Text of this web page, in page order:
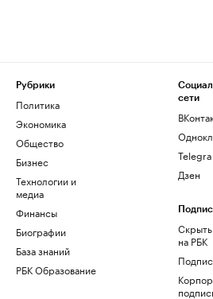
Рубрики
Политика
Экономика
Общество
Бизнес
Технологии и
медиа
Финансы
Биографии
База знаний
РБК Образование
сети
Дзен
на РБК